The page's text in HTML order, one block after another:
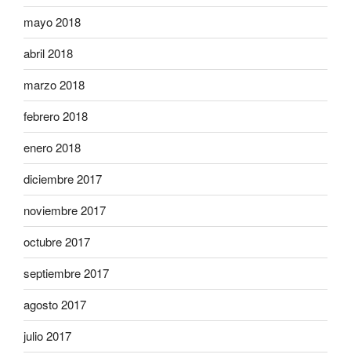
mayo 2018
abril 2018
marzo 2018
febrero 2018
enero 2018
diciembre 2017
noviembre 2017
octubre 2017
septiembre 2017
agosto 2017
julio 2017